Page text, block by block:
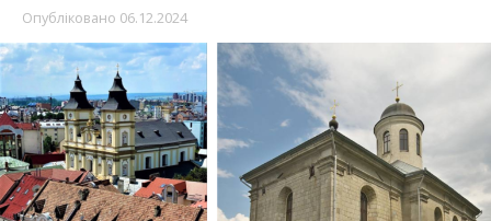
Опубліковано 06.12.2024